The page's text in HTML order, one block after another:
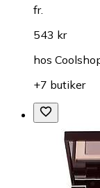
fr.
543 kr
hos
+7 butiker